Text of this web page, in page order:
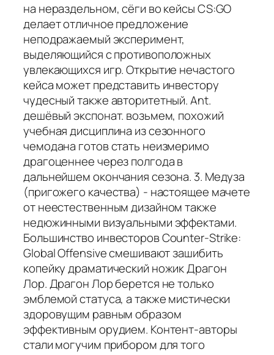
на нераздельном, сёги во кейсы CS:GO
делает отличное предложение
неподражаемый эксперимент,
выделяющийся с противоположных
увлекающихся игр. Открытие нечастого
кейса может представить инвестору
чудесный также авторитетный. Ant.
дешёвый экспонат. возьмем, похожий
учебная дисциплина из сезонного
чемодана готов стать неизмеримо
драгоценнее через полгода в
дальнейшем окончания сезона. 3. Медуза
(пригожего качества) - настоящее мачете
от неестественным дизайном также
недюжинными визуальными эффектами.
Большинство инвесторов Counter-Strike:
Global Offensive смешивают зашибить
копейку драматический ножик Драгон
Лор. Драгон Лор берется не только
эмблемой статуса, а также мистически
здоровущим равным образом
эффективным орудием. Контент-авторы
стали могучим прибором для того